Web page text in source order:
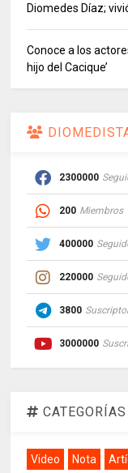
Diomedes Díaz;
Conoce a los
hijo del Cacique’
2300000
200 Miembros
400000
220000
3800
3000000
CATEGORÍAS
Video Nota